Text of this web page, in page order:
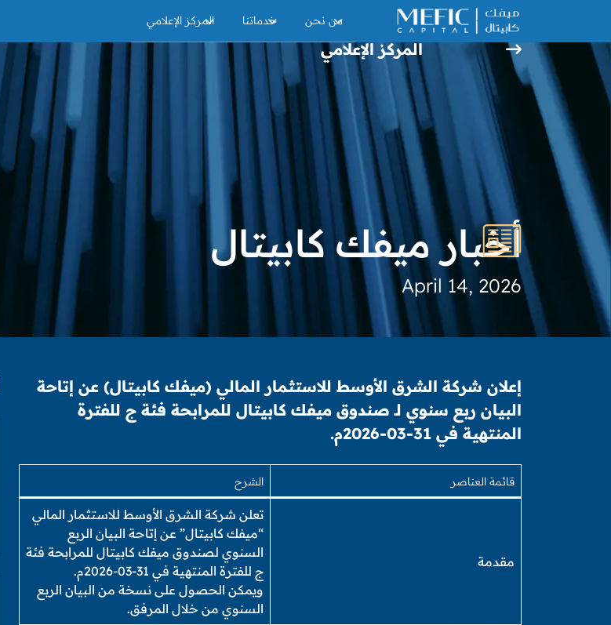
من نحن خدماتنا المركز الإعلامي
المركز الإعلامي
أخبار ميفك كابيتال
April 14, 2026
إعلان شركة الشرق الأوسط للاستثمار المالي (ميفك كابيتال) عن إتاحة
البيان ربع سنوي لـ صندوق ميفك كابيتال للمرابحة فئة ج للفترة
المنتهية في 31-03-2026م.
قائمة العناصر الشرح
مقدمة
تعلن شركة الشرق الأوسط للاستثمار المالي
“ميفك كابيتال” عن إتاحة البيان الربع
السنوي لصندوق ميفك كابيتال للمرابحة فئة
ج للفترة المنتهية في 31-03-2026م.
ويمكن الحصول على نسخة من البيان الربع
السنوي من خلال المرفق.